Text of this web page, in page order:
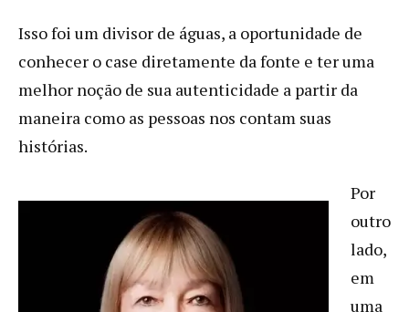
Isso foi um divisor de águas, a oportunidade de
conhecer o case diretamente da fonte e ter uma
melhor noção de sua autenticidade a partir da
maneira como as pessoas nos contam suas
histórias.
Por
outro
lado,
em
uma